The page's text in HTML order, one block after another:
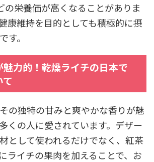
の栄養価が高くなることがありま
康維持を目的としても積極的に摂
す。
力的！乾燥ライチの日本で
の独特の甘みと爽やかな香りが魅
くの人に愛されています。デザー
として使われるだけでなく、紅茶
ライチの果肉を加えることで、お